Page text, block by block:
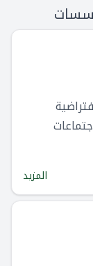
المزيد